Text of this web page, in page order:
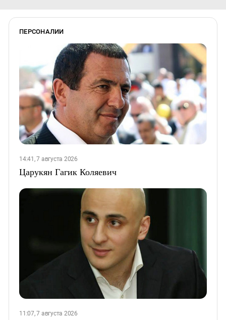
ПЕРСОНАЛИИ
14:41, 7 августа 2026
Царукян Гагик Коляевич
11:07, 7 августа 2026